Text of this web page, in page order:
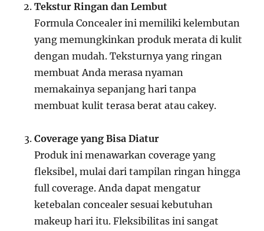
Tekstur Ringan dan Lembut
Formula Concealer ini memiliki kelembutan
yang memungkinkan produk merata di kulit
dengan mudah. Teksturnya yang ringan
membuat Anda merasa nyaman
memakainya sepanjang hari tanpa
membuat kulit terasa berat atau cakey.
Coverage yang Bisa Diatur
Produk ini menawarkan coverage yang
fleksibel, mulai dari tampilan ringan hingga
full coverage. Anda dapat mengatur
ketebalan concealer sesuai kebutuhan
makeup hari itu. Fleksibilitas ini sangat